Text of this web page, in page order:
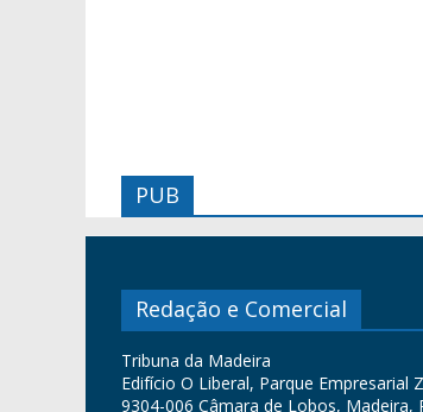
PUB
Redação e Comercial
Tribuna da Madeira
Edifício O Liberal, Parque Empresarial
9304-006 Câmara de Lobos, Madeira,